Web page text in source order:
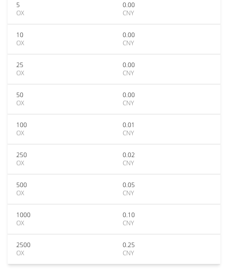
5
OX
0.00
CNY
10
OX
0.00
CNY
25
OX
0.00
CNY
50
OX
0.00
CNY
100
OX
0.01
CNY
250
OX
0.02
CNY
500
OX
0.05
CNY
1000
OX
0.10
CNY
2500
OX
0.25
CNY